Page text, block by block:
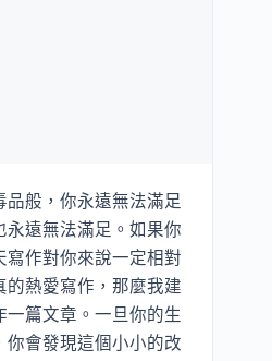
品般，你永遠無法滿足
永遠無法滿足。如果你
寫作對你來說一定相對
的熱愛寫作，那麼我建
篇文章。一旦你的生
你會發現這個小小的改